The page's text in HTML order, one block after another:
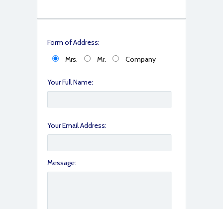
IMG_1324
IMG_1325
Form of Address:
Mrs.
Mr. Company
Your Full Name:
Your Email Address:
Message: